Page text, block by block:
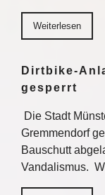
Weiterlesen
Dirtbike-
gesperrt
Die Stadt
Gremmendorf
Bauschutt
Vandalismus.